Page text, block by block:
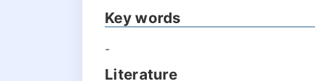
Key words
-
Literature